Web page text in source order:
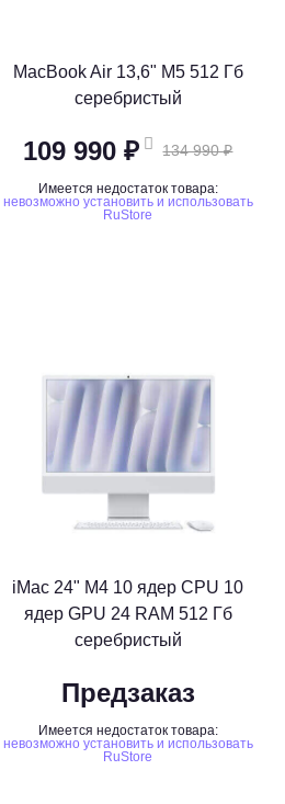
MacBook Air 13,6" M5 512 Гб
серебристый
109 990 ₽ 134 990 ₽
Имеется недостаток товара:
невозможно установить и использовать
RuStore
iMac 24" M4 10 ядер CPU 10
ядер GPU 24 RAM 512 Гб
серебристый
Предзаказ
Имеется недостаток товара:
невозможно установить и использовать
RuStore